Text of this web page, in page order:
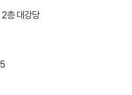
층 대강당